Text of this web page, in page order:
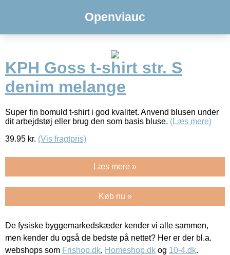
Openviauc
KPH Goss t-shirt str. S
denim melange
Super fin bomuld t-shirt i god kvalitet. Anvend blusen under
dit arbejdstøj eller brug den som basis bluse. (Læs mere)
39.95 kr. (Vis fragtpris)
Læs mere »
Køb nu »
De fysiske byggemarkedskæder kender vi alle sammen,
men kender du også de bedste på nettet? Her er der bl.a.
webshops som Frishop.dk, Homeshop.dk og 10-4.dk.